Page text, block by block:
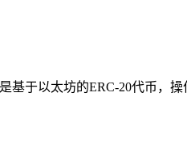
基于以太坊的ERC-20代币，操